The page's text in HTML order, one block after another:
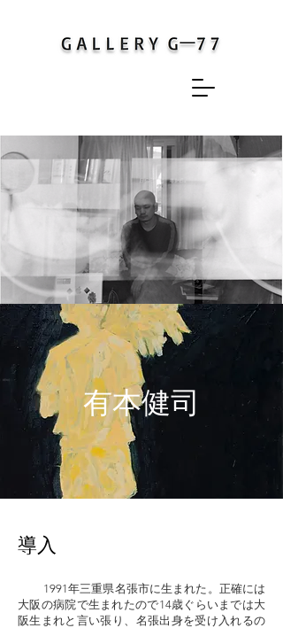
有本健司
導入
1991年三重県名張市に生まれた。正確には
大阪の病院で生まれたので14歳ぐらいまでは大
阪生まれと言い張り、名張出身を受け入れるの